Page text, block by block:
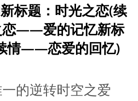
标题：时光之恋(续
恋——爱的记忆新标
情——恋爱的回忆)
的逆转时空之爱